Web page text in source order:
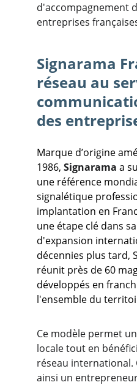
d'accompagnement
entreprises
Signarama
réseau au
des
Marque d’origine
1986, Signarama a
une référence
signalétique
implantation en
une étape clé dans
d'expansion
décennies plus tard,
réunit près de 60
développés en
l'ensemble du
Ce modèle permet
locale tout en
réseau international.
ainsi un